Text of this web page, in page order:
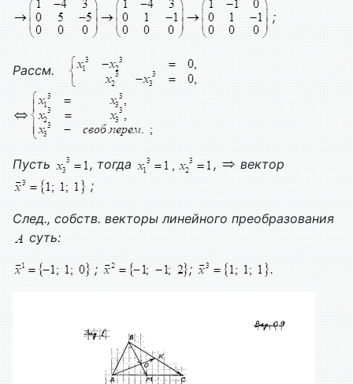
;
Рассм.
Пусть , тогда ,
вектор
;
След., собств. векторы линейного преобразования
суть:
;
; .